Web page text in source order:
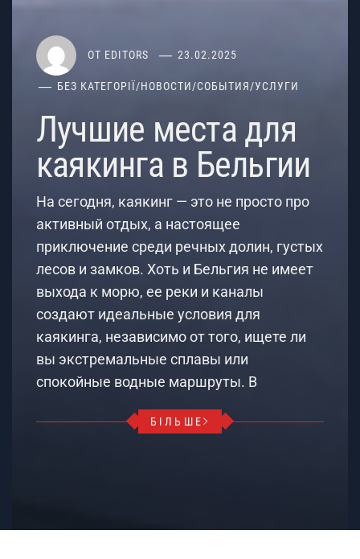
ОТ EDITORS 23.02.2025
БЕЗ КАТЕГОРІЇ/НОВОСТИ/СОБЫТИЯ/УСЛУГИ
Лучшие места для
каякинга в Бельгии
На сегодня, каякинг — это не просто про
активный отдых, а настоящее
приключение среди речных долин, густых
лесов и замков. Хоть и Бельгия не имеет
выхода к морю, ее реки и каналы
создают идеальные условия для
каякинга, независимо от того, ищете ли
вы экстремальные сплавы или
спокойные водные маршруты. В
БІЛЬШЕ